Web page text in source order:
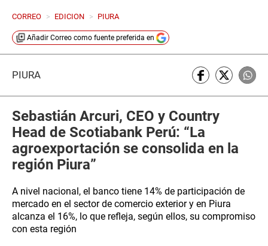
CORREO > EDICION > PIURA
Añadir Correo como fuente preferida en
PIURA
Sebastián Arcuri, CEO y Country
Head de Scotiabank Perú: “La
agroexportación se consolida en la
región Piura”
A nivel nacional, el banco tiene 14% de participación de
mercado en el sector de comercio exterior y en Piura
alcanza el 16%, lo que refleja, según ellos, su compromiso
con esta región